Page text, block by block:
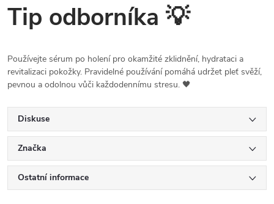
Tip odborníka 💡
Používejte sérum po holení pro okamžité zklidnění, hydrataci a
revitalizaci pokožky. Pravidelné používání pomáhá udržet pleť svěží,
pevnou a odolnou vůči každodennímu stresu. 🖤
Diskuse
Značka
Ostatní informace